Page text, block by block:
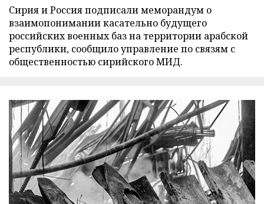
Сирия и Россия подписали меморандум о
взаимопонимании касательно будущего
российских военных баз на территории арабской
республики, сообщило управление по связям с
общественностью сирийского МИД.